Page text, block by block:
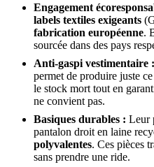
Engagement
labels textiles exigeants
fabrication européenne.
sourcée dans des pays
Anti-gaspi vestimentaire :
permet de produire juste
le stock mort tout en
ne convient pas.
Basiques durables : Leur
pantalon droit en laine
polyvalentes. Ces pièces
sans prendre une ride.